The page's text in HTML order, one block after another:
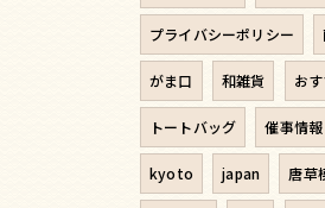
プライバシーポリシー
がま口 和雑貨 お
トートバッグ 催事情報
kyoto japan 唐草